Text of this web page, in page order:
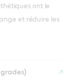
ont le
et réduire les
grades)